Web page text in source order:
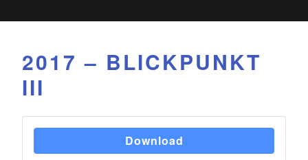
2017 – BLICKPUNKT
III
Download